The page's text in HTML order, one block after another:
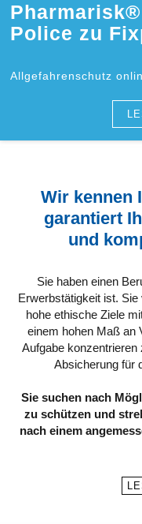
Police zu
Allgefahrenschutz
Wir kennen
garantiert
und
Sie haben einen
Erwerbstätigkeit ist.
hohe ethische Ziele
einem hohen Maß an
Aufgabe
Absicherung für
Sie suchen nach
zu schützen und
nach einem